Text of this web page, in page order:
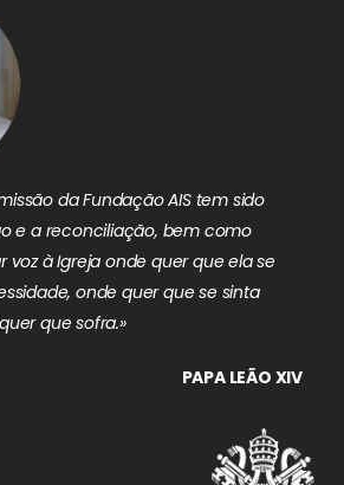
da Fundação AIS tem sido
e a reconciliação, bem como
voz à Igreja onde quer que ela se
onde quer que se sinta
que sofra.»
PAPA LEÃO XIV